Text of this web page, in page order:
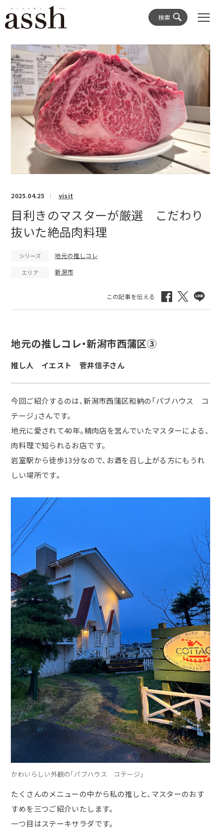
検索
2025.04.25 visit
目利きのマスターが厳選 こだわり
抜いた絶品肉料理
シリーズ 地元の推しコレ
エリア 新潟市
地元の推しコレ・新潟市西蒲区③
推し人 イエスト 菅井信子さん
今回ご紹介するのは、新潟市西蒲区和納の「パブハウス コ
テージ」さんです。
地元に愛されて40年。精肉店を営んでいたマスターによる、
肉料理で知られるお店です。
岩室駅から徒歩13分なので、お酒を召し上がる方にもうれ
しい場所です。
かわいらしい外観の「パブハウス コテージ」
たくさんのメニューの中から私の推しと、マスターのおす
すめを三つご紹介いたします。
一つ目はステーキサラダです。